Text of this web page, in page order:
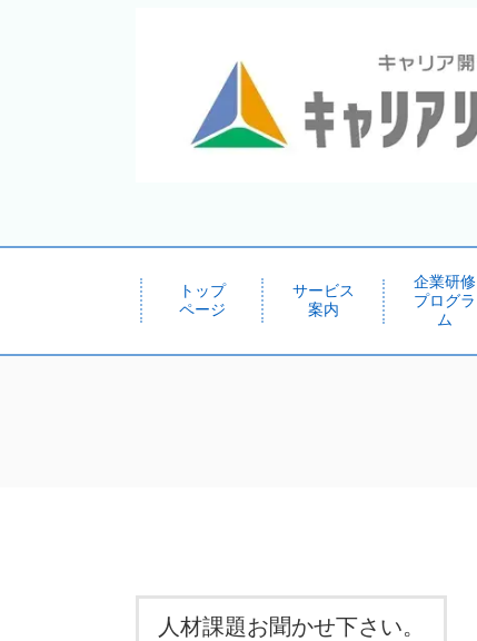
トップ
ページ
サービス
案内
企業研修
プログラ
ム
人材課題お聞かせ下さい。